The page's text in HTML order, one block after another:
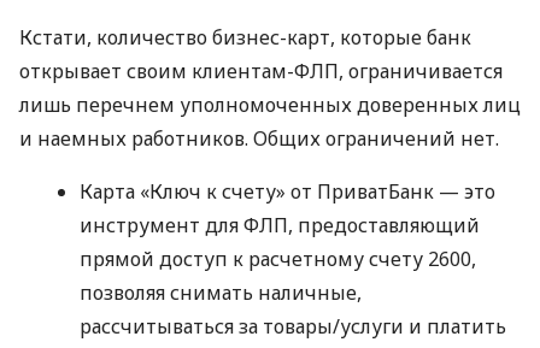
Кстати, количество бизнес-карт, которые банк
открывает своим клиентам-ФЛП, ограничивается
лишь перечнем уполномоченных доверенных лиц
и наемных работников. Общих ограничений нет.
Карта «Ключ к счету» от ПриватБанк — это
инструмент для ФЛП, предоставляющий
прямой доступ к расчетному счету 2600,
позволяя снимать наличные,
рассчитываться за товары/услуги и платить